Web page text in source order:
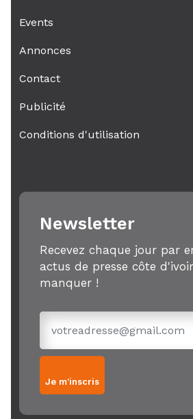
Events
Annonces
Contact
Publicité
Conditions d'utilisation
Newsletter
Recevez chaque jour par
actus de presse côte
manquer !
Je m'inscris